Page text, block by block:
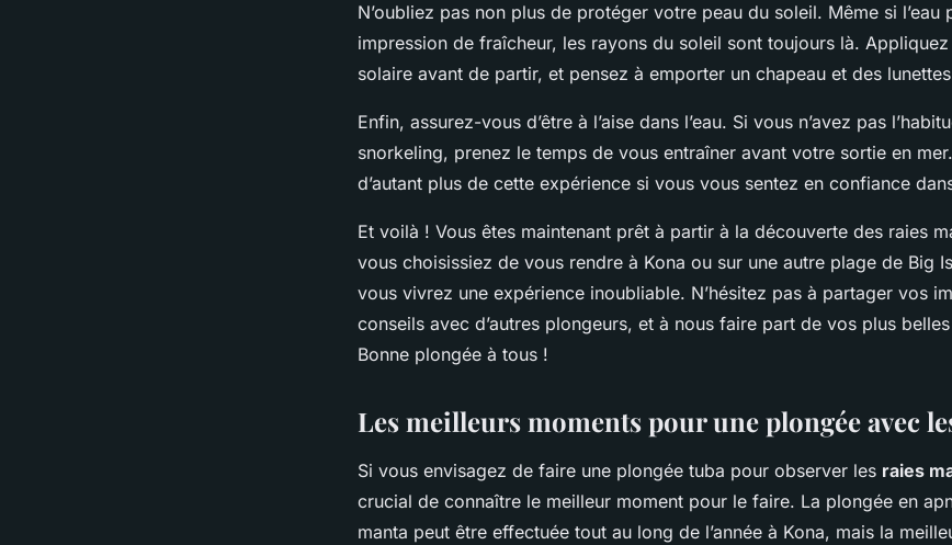
N’oubliez pas non plus de protéger votre peau du soleil. Même si l’eau
impression de fraîcheur, les rayons du soleil sont toujours là.
solaire avant de partir, et pensez à emporter un chapeau et des
Enfin, assurez-vous d’être à l’aise dans l’eau. Si vous n’avez pas
snorkeling, prenez le temps de vous entraîner avant votre sortie en
d’autant plus de cette expérience si vous vous sentez en confiance
Et voilà ! Vous êtes maintenant prêt à partir à la découverte des raies
vous choisissiez de vous rendre à Kona ou sur une autre plage de Big
vous vivrez une expérience inoubliable. N’hésitez pas à partager vos
conseils avec d’autres plongeurs, et à nous faire part de vos plus
Bonne plongée à tous !
Les meilleurs moments pour une plongée avec
Si vous envisagez de faire une plongée tuba pour observer les raies
crucial de connaître le meilleur moment pour le faire. La plongée en
manta peut être effectuée tout au long de l’année à Kona, mais la